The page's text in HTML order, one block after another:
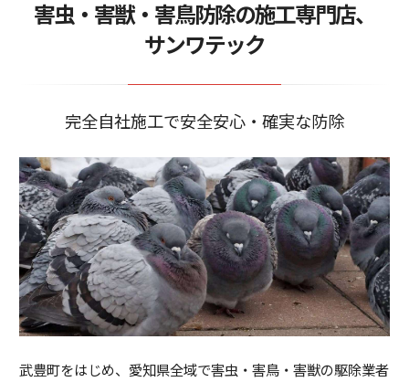
2025/07/16
ハト対策の決定版！ご自宅をハトから守って平和
に保つ秘訣とは！
2026/04/23
愛知県の製造現…
害虫・害獣・害鳥防除の施工専門店、
サンワテック
完全自社施工で安全安心・確実な防除
武豊町をはじめ、愛知県全域で害虫・害鳥・害獣の駆除業者